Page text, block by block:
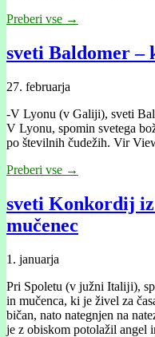
Preberi vse →
sveti Baldomer –
27. februarja
-V Lyonu (v Galiji), sveti
V Lyonu, spomin svetega
po številnih čudežih. Vir
Preberi vse →
sveti Konkordij iz
mučenec
1. januarja
Pri Spoletu (v južni Italĳi),
in mučenca, ki je živel za
bičan, nato nategnjen na
je z obiskom potolažil angel